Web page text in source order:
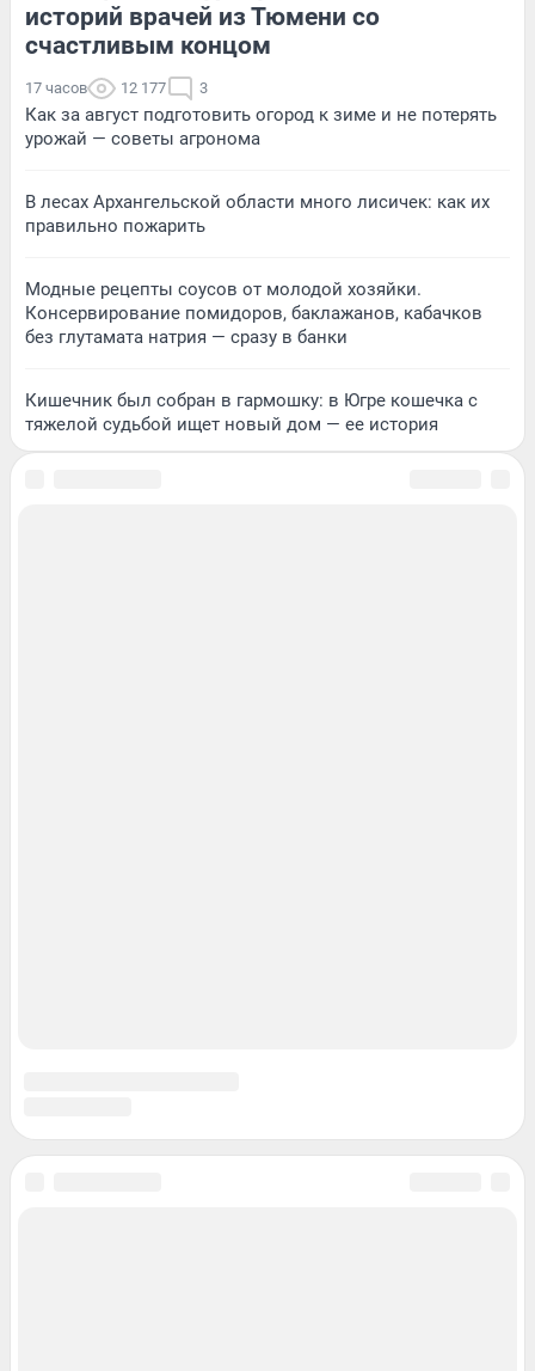
историй врачей из Тюмени со
счастливым концом
17 часов 12 177 3
Как за август подготовить огород к зиме и не потерять
урожай — советы агронома
В лесах Архангельской области много лисичек: как их
правильно пожарить
Модные рецепты соусов от молодой хозяйки.
Консервирование помидоров, баклажанов, кабачков
без глутамата натрия — сразу в банки
Кишечник был собран в гармошку: в Югре кошечка с
тяжелой судьбой ищет новый дом — ее история